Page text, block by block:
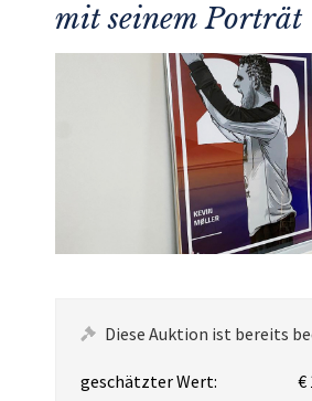
mit seinem Porträt
Diese Auktion ist bereits
geschätzter Wert:
€